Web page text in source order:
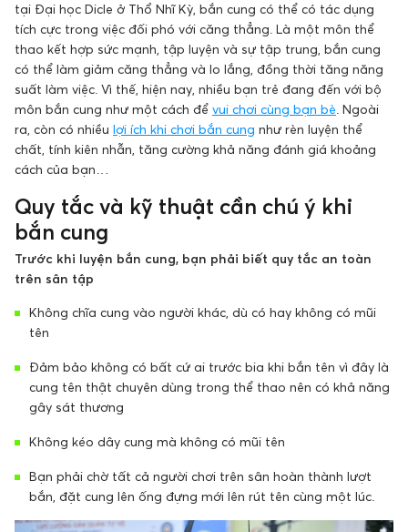
tại Đại học Dicle ở Thổ Nhĩ Kỳ, bắn cung có thể có tác dụng
tích cực trong việc đối phó với căng thẳng. Là một môn thể
thao kết hợp sức mạnh, tập luyện và sự tập trung, bắn cung
có thể làm giảm căng thẳng và lo lắng, đồng thời tăng năng
suất làm việc. Vì thế, hiện nay, nhiều bạn trẻ đang đến với bộ
môn bắn cung như một cách để vui chơi cùng bạn bè. Ngoài
ra, còn có nhiều lợi ích khi chơi bắn cung như rèn luyện thể
chất, tính kiên nhẫn, tăng cường khả năng đánh giá khoảng
cách của bạn…
Quy tắc và kỹ thuật cần chú ý khi
bắn cung
Trước khi luyện bắn cung, bạn phải biết quy tắc an toàn
trên sân tập
Không chĩa cung vào người khác, dù có hay không có mũi
tên
Đảm bảo không có bất cứ ai trước bia khi bắn tên vì đây là
cung tên thật chuyên dùng trong thể thao nên có khả năng
gây sát thương
Không kéo dây cung mà không có mũi tên
Bạn phải chờ tất cả người chơi trên sân hoàn thành lượt
bắn, đặt cung lên ống đựng mới lên rút tên cùng một lúc.